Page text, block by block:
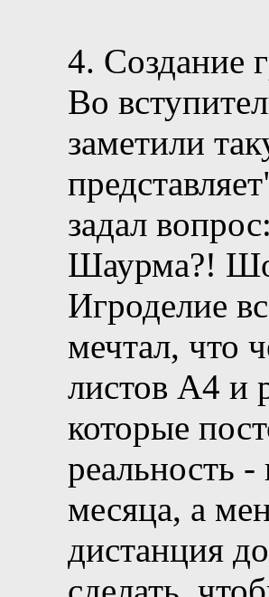
4. Создание
Во
заметили
задал
Шаурма?!
Игроделие
мечтал, что
листов А4 и
которые
реальность
месяца, а
дистанция